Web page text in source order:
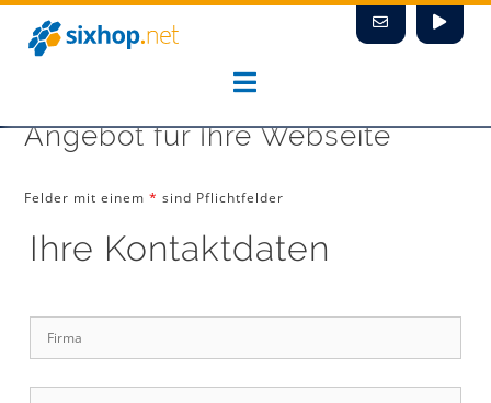
Zum
Inhalt
springen
Angebot für Ihre Webseite
Felder mit einem* sind Pflichtfelder
Ihre Kontaktdaten